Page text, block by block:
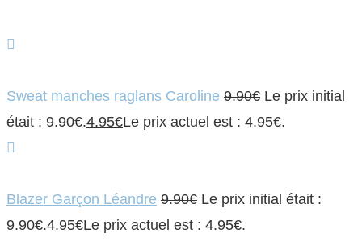
Sweat manches raglans Caroline 9.90€ Le prix initial
était : 9.90€.4.95€Le prix actuel est : 4.95€.
Blazer Garçon Léandre 9.90€ Le prix initial était :
9.90€.4.95€Le prix actuel est : 4.95€.